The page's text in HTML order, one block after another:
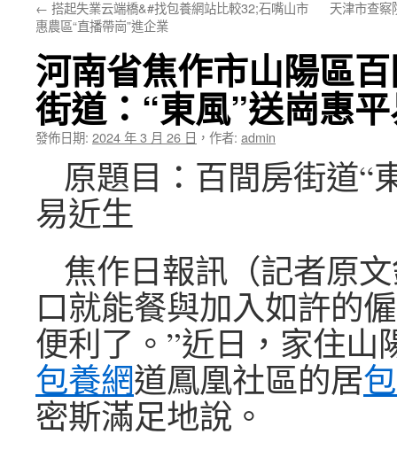
← 搭起失業云端橋&#找包養網站比較32;石嘴山市
惠農區“直播帶崗”進企業
天津市查察
河南省焦作市山陽區
街道：“東風”送崗惠
發佈日期: 2024 年 3 月 26 日 ， 作者: admin
原題目：百間房街道“
易近生
焦作日報訊（記者原
口就能餐與加入如許的
便利了。”近日，家住山
包養網道鳳凰社區的居
密斯滿足地說。